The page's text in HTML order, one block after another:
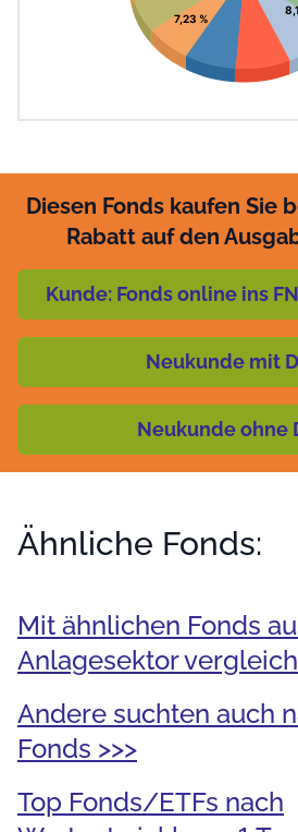
7,23 %
Diesen Fonds kaufen Sie
Rabatt auf den
Kunde: Fonds online ins
Neukunde mit
Neukunde ohne
Ähnliche Fonds:
Mit ähnlichen Fonds
Anlagesektor
Andere suchten auch
Fonds >>>
Top Fonds/ETFs nach